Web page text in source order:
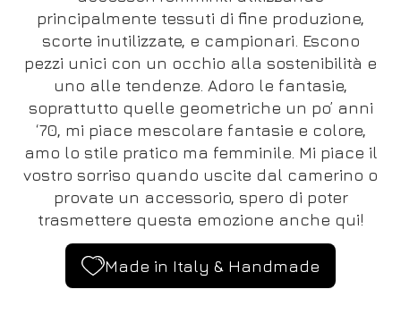
principalmente tessuti di fine produzione,
scorte inutilizzate, e campionari. Escono
pezzi unici con un occhio alla sostenibilità e
uno alle tendenze. Adoro le fantasie,
soprattutto quelle geometriche un po’ anni
‘70, mi piace mescolare fantasie e colore,
amo lo stile pratico ma femminile. Mi piace il
vostro sorriso quando uscite dal camerino o
provate un accessorio, spero di poter
trasmettere questa emozione anche qui!
Made in Italy & Handmade